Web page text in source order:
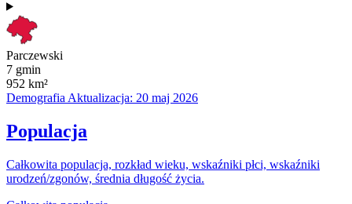
Parczewski
7 gmin
952 km²
Demografia Aktualizacja: 20 maj 2026
Populacja
Całkowita populacja, rozkład wieku, wskaźniki płci, wskaźniki
urodzeń/zgonów, średnia długość życia.